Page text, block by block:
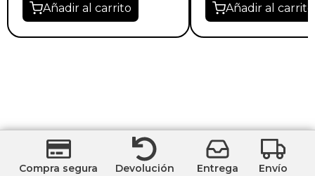
Añadir al carrito
Añadir al carrito
Compra segura
Devolución
Entrega
Envío